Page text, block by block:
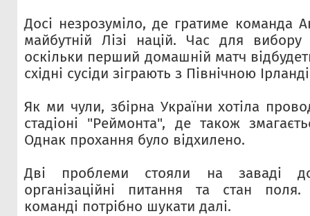
Досі незрозуміло, де гратиме команда
майбутній Лізі націй. Час для вибору
оскільки перший домашній матч
східні сусіди зіграють з Північною
Як ми чули, збірна України хотіла
стадіоні "Реймонта", де також
Однак прохання було відхилено.
Дві проблеми стояли на заваді
організаційні питання та стан поля.
команді потрібно шукати далі.